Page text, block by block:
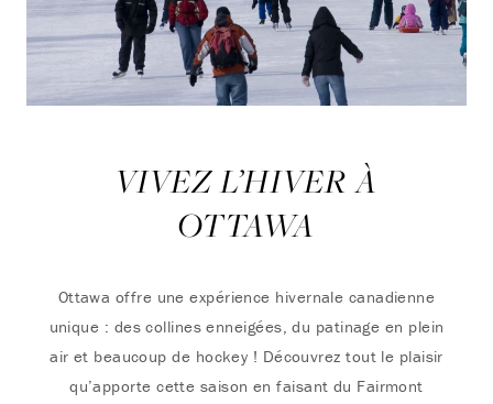
VIVEZ L’HIVER À
OTTAWA
Ottawa offre une expérience hivernale canadienne
unique : des collines enneigées, du patinage en plein
air et beaucoup de hockey ! Découvrez tout le plaisir
qu’apporte cette saison en faisant du Fairmont